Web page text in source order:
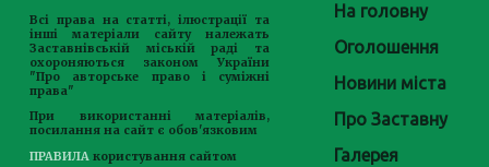
Всі права на статті, ілюстрації та
інші матеріали сайту належать
Заставнівській міській раді та
охороняються законом України
"Про авторське право і суміжні
права"
При використанні матеріалів,
посилання на сайт є обов'язковим
ПРАВИЛА користування сайтом
На головну
Оголошення
Новини міста
Про Заставну
Галерея